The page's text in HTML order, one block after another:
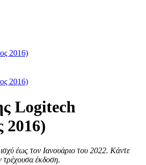
2016)
2016)
Logitech
2016)
έως τον Ιανουάριο του 2022. Κάντε
τρέχουσα έκδοση.